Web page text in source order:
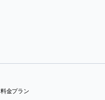
料金プラン